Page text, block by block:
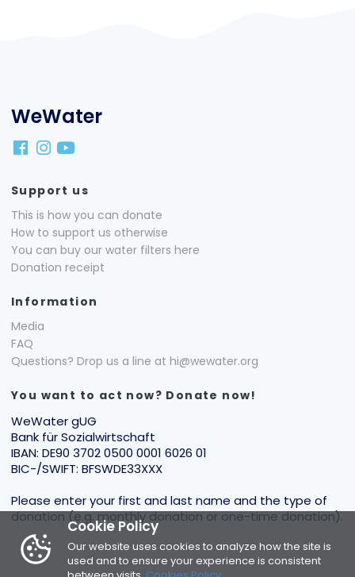
Cookie Policy
Our website uses cookies to analyze how the site is
used and to ensure your experience is consistent
WeWater
Support us
This is how you can donate
How to support us otherwise
You can buy our water filters here
Donation receipt
Information
Media
FAQ
Questions? Drop us a line at hi@wewater.org
You want to act now? Donate now!
WeWater gUG
Bank für Sozialwirtschaft
IBAN: DE90 3702 0500 0001 6026 01
BIC-/SWIFT: BFSWDE33XXX
Please enter your first and last name and the type of
donation (e.g. monthly donation or one-time donation).